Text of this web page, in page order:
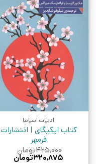
ادبیات اسپانیا
کتاب ایکیگای | انتشارات
فرمهر
۴۲۵,۰۰۰تومان
قیمت
۳۲۰,۸۷۵تومان